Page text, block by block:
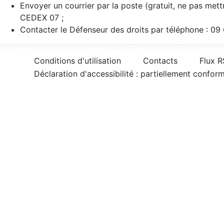
Envoyer un courrier par la poste (gratuit, ne pas
CEDEX 07 ;
Contacter le Défenseur des droits par téléphone :
Conditions d'utilisation Contacts
Flux
Déclaration d'accessibilité : partiellement